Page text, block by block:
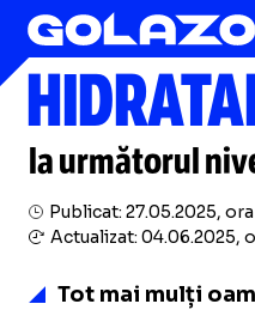
Publicitate
la următorul
Publicat: 27.05.2025, ora
Actualizat: 04.06.2025,
Tot mai mulți